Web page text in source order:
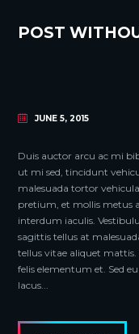
POST
JUNE 5, 2015
Duis auctor arcu ac mi
ut mi sed, tincidunt
malesuada tortor
pretium, et mollis metus
interdum iaculis.
sagittis tellus at
tellus vitae aliquet mattis.
felis elementum et. Sed
lacus...